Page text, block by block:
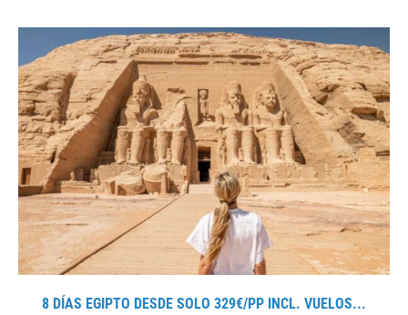
8 DÍAS EGIPTO DESDE SOLO 329€/PP INCL. VUELOS...